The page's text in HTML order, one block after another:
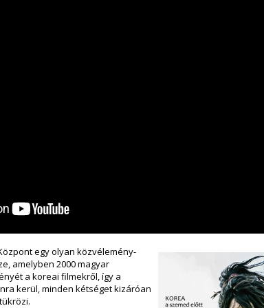
egy olyan közvélemény-
amelyben 2000 magyar
a koreai filmekről, így a
kerül, minden kétséget kizáróan